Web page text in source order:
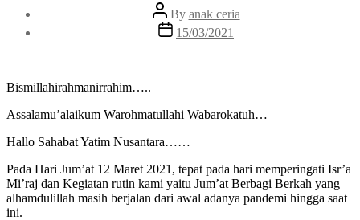
Post
author
By anak ceria
Post
date
15/03/2021
Bismillahirahmanirrahim…..
Assalamu’alaikum Warohmatullahi Wabarokatuh…
Hallo Sahabat Yatim Nusantara……
Pada Hari Jum’at 12 Maret 2021, tepat pada hari memperingati Isr’a
Mi’raj dan Kegiatan rutin kami yaitu Jum’at Berbagi Berkah yang
alhamdulillah masih berjalan dari awal adanya pandemi hingga saat
ini.